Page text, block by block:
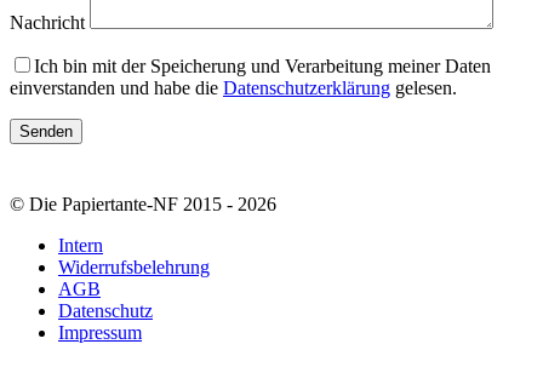
Nachricht
Ich bin mit der Speicherung und Verarbeitung meiner Daten
einverstanden und habe die Datenschutzerklärung gelesen.
© Die Papiertante-NF 2015 - 2026
Intern
Widerrufsbelehrung
AGB
Datenschutz
Impressum